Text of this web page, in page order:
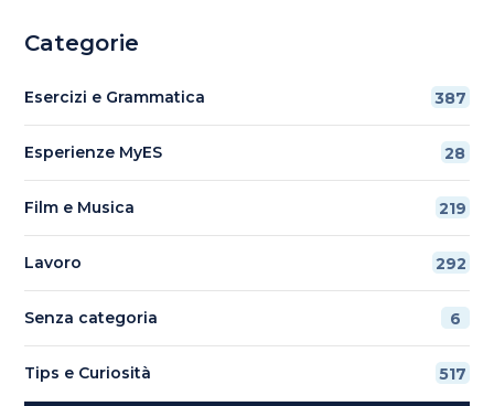
Categorie
Esercizi e Grammatica 387
Esperienze MyES 28
Film e Musica 219
Lavoro 292
Senza categoria 6
Tips e Curiosità 517